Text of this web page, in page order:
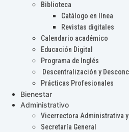
Biblioteca
Catálogo en línea
Revistas digitales
Calendario académico
Educación Digital
Programa de Inglés
Descentralización y
Prácticas Profesionales
Bienestar
Administrativo
Vicerrectora Administrativa
Secretaría General